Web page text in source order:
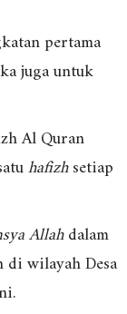
pertama
juga untuk
Al Quran
hafizhsetiap
Allahdalam
di wilayah Desa